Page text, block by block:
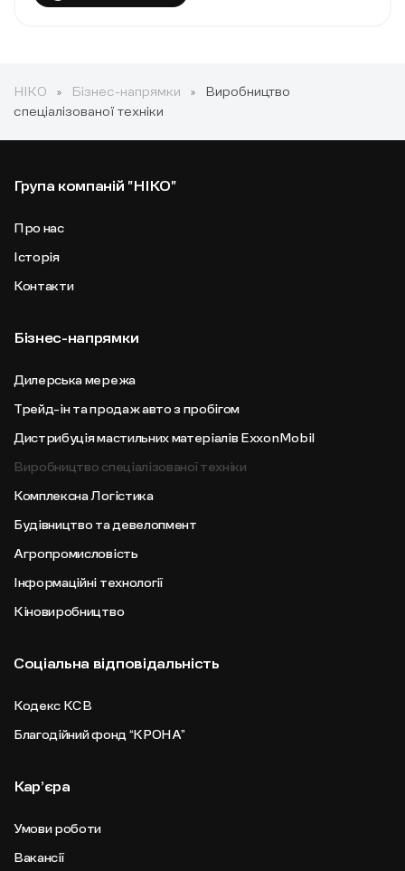
НІКО Бізнес-напрямки
Виробництво
спеціалізованої техніки
Група компаній "НІКО"
Про нас
Історія
Контакти
Бізнес-напрямки
Дилерська мережа
Трейд-ін та продаж авто з пробігом
Дистрибуція мастильних матеріалів ExxonMobil
Виробництво спеціалізованої техніки
Комплексна Логістика
Будівництво та девелопмент
Агропромисловість
Інформаційні технології
Кіновиробництво
Соціальна відповідальність
Кодекс КСВ
Благодійний фонд “КРОНА”
Карʼєра
Умови роботи
Вакансії